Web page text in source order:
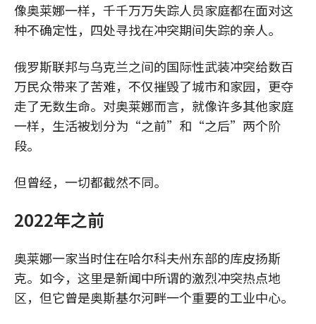
像奥莱娜一样，千千万万失踪人员家庭都在面对这
种不确定性，四处寻找在冲突期间失踪的亲人。
俄罗斯联邦与乌克兰之间的国际性武装冲突给数百
万民众带来了苦难，不仅摧毁了城市和家园，更夺
走了无数生命。对奥莱娜而言，就像许多其他家庭
一样，生活被划分为“之前”和“之后”两个阶
段。
但曾经，一切都截然不同。
2022年之前
奥莱娜一家当时住在哈尔科夫州东部的库皮扬斯
克。如今，这里是新闻中所谓的激烈冲突热点地
区，但它曾是奥斯基尔河畔一个重要的工业中心。